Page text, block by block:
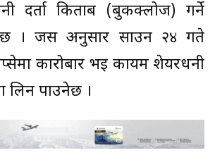
दर्ता किताब (बुकक्लोज) गर्ने
छ । जस अनुसार साउन २४ गते
कारोबार भइ कायम शेयरधनी
लिन पाउनेछ ।